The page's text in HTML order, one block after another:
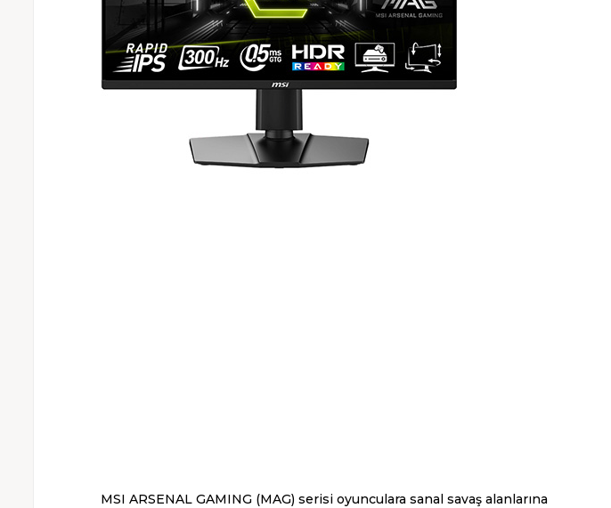
MSI ARSENAL GAMING (MAG) serisi oyunculara sanal savaş alanlarına